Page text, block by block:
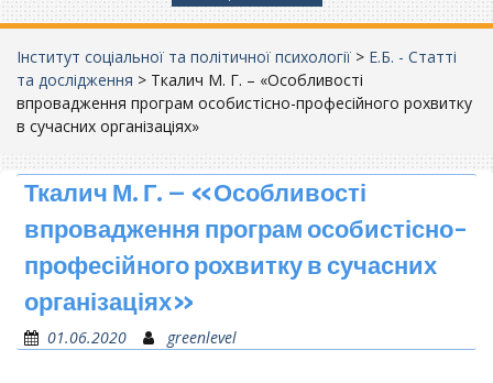
Інститут соціальної та політичної психології > Е.Б. - Статті
та дослідження > Ткалич М. Г. – «Особливості
впровадження програм особистісно-професійного рохвитку
в сучасних організаціях»
Ткалич М. Г. – «Особливості
впровадження програм особистісно-
професійного рохвитку в сучасних
організаціях»
01.06.2020 greenlevel